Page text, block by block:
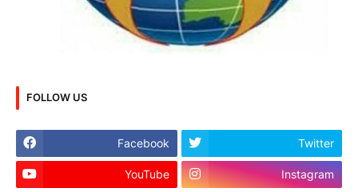
FOLLOW US
Facebook Twitter
YouTube Instagram